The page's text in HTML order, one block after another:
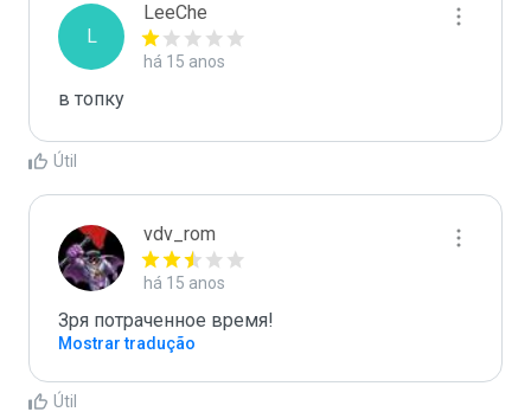
L
LeeChe
há 15 anos
в топку
Útil
vdv_rom
há 15 anos
Зря потраченное время!
Mostrar tradução
Útil